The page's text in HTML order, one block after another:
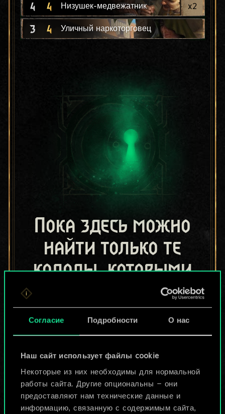
Согласие Подробности О нас
Наш сайт использует файлы cookie
Некоторые из них необходимы для нормальной
работы сайта. Другие опциональны — они
предоставляют нам технические данные и
информацию, связанную с содержимым сайта,
4 4 Низушек-медвежатник x2
3 4 Уличный наркоторговец
Пока здесь можно
найти только те
колоды, которыми
поделились другие
игроки.
Но их может быть
больше!
Назвать колоду и описать её